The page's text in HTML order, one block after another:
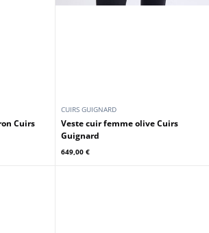
CUIRS GUIGNARD
Veste cuir femme olive Cuirs
Guignard
649,00 €